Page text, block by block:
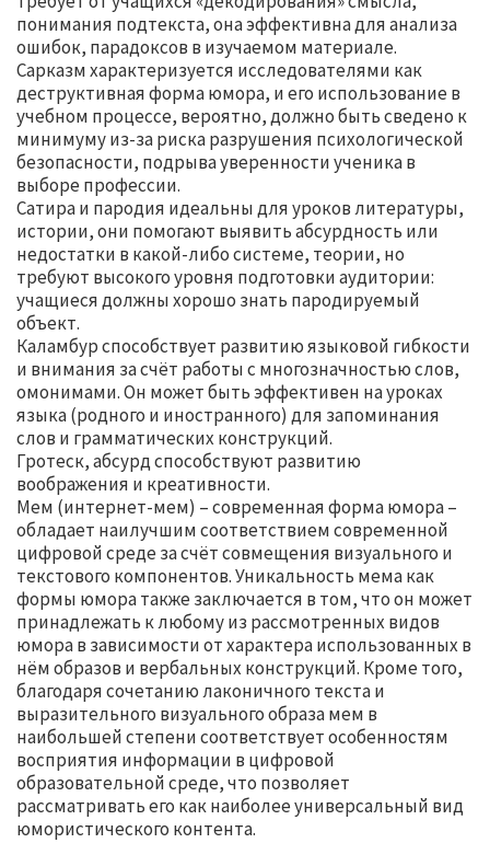
понимания подтекста, она эффективна для анализа
ошибок, парадоксов в изучаемом материале.
Сарказм характеризуется исследователями как
деструктивная форма юмора, и его использование в
учебном процессе, вероятно, должно быть сведено к
минимуму из-за риска разрушения психологической
безопасности, подрыва уверенности ученика в
выборе профессии.
Сатира и пародия идеальны для уроков литературы,
истории, они помогают выявить абсурдность или
недостатки в какой-либо системе, теории, но
требуют высокого уровня подготовки аудитории:
учащиеся должны хорошо знать пародируемый
объект.
Каламбур способствует развитию языковой гибкости
и внимания за счёт работы с многозначностью слов,
омонимами. Он может быть эффективен на уроках
языка (родного и иностранного) для запоминания
слов и грамматических конструкций.
Гротеск, абсурд способствуют развитию
воображения и креативности.
Мем (интернет-мем) – современная форма юмора –
обладает наилучшим соответствием современной
цифровой среде за счёт совмещения визуального и
текстового компонентов. Уникальность мема как
формы юмора также заключается в том, что он может
принадлежать к любому из рассмотренных видов
юмора в зависимости от характера использованных в
нём образов и вербальных конструкций. Кроме того,
благодаря сочетанию лаконичного текста и
выразительного визуального образа мем в
наибольшей степени соответствует особенностям
восприятия информации в цифровой
образовательной среде, что позволяет
рассматривать его как наиболее универсальный вид
юмористического контента.